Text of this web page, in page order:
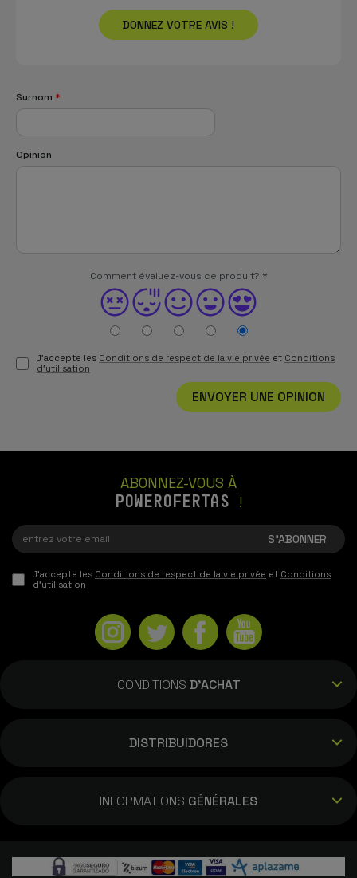
DONNEZ VOTRE AVIS !
Surnom *
Opinion
Comment évaluez-vous ce produit? *
J'accepte les Conditions de respect de la vie privée et Conditions
d'utilisation
ENVOYER UNE OPINION
ABONNEZ-VOUS À
POWEROFERTAS !
J'accepte les Conditions de respect de la vie privée et Conditions
d'utilisation
CONDITIONS D'ACHAT
DISTRIBUIDORES
INFORMATIONS GÉNÉRALES